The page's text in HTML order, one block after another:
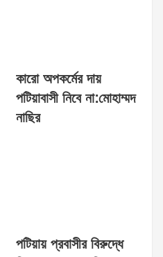
কারো অপকর্মের দায়
পটিয়াবাসী নিবে না:মোহাম্মদ
নাছির
পটিয়ায় প্রবাসীর বিরুদ্ধে